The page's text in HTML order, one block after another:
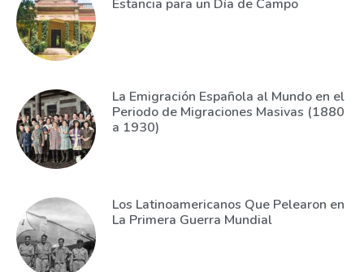
Estancia para un Día de Campo
La Emigración Española al Mundo en el
Periodo de Migraciones Masivas (1880
a 1930)
Los Latinoamericanos Que Pelearon en
La Primera Guerra Mundial